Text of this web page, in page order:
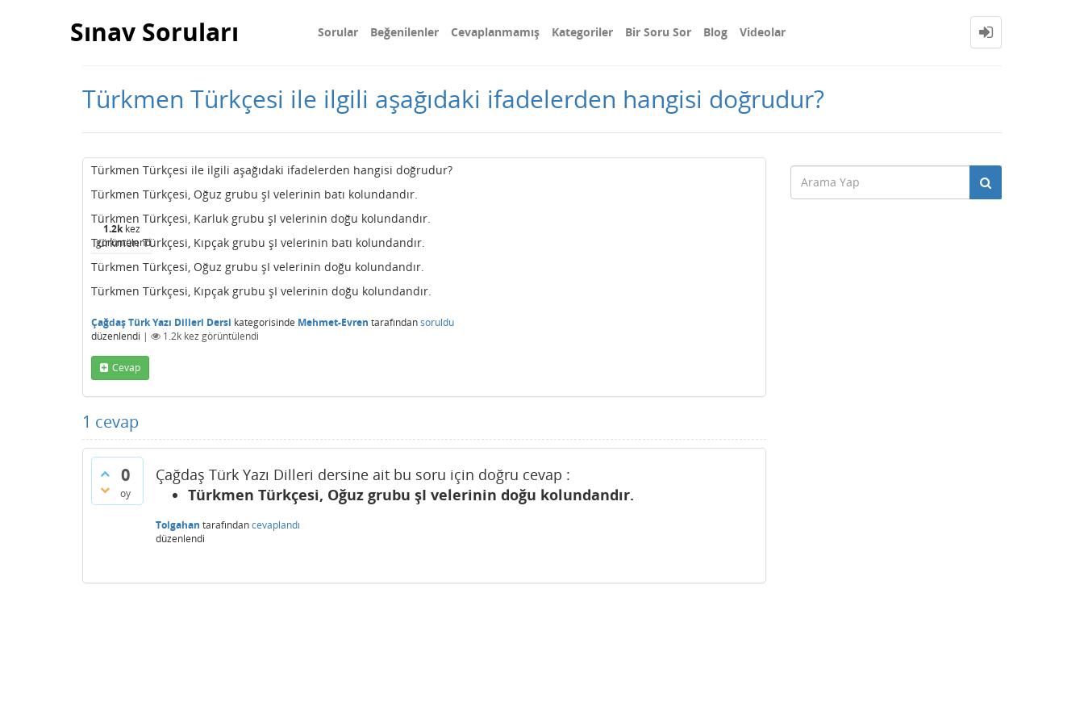
Sınav Soruları Sorular Beğenilenler Cevaplanmamış Kategoriler Bir Soru Sor Blog Videolar
Türkmen Türkçesi ile ilgili aşağıdaki ifadelerden hangisi doğrudur?
1.2kkez
görüntülendi
Türkmen Türkçesi ile ilgili aşağıdaki ifadelerden hangisi doğrudur?
Türkmen Türkçesi, Oğuz grubu şI velerinin batı kolundandır.
Türkmen Türkçesi, Karluk grubu şI velerinin doğu kolundandır.
Türkmen Türkçesi, Kıpçak grubu şI velerinin batı kolundandır.
Türkmen Türkçesi, Oğuz grubu şI velerinin doğu kolundandır.
Türkmen Türkçesi, Kıpçak grubu şI velerinin doğu kolundandır.
Çağdaş Türk Yazı Dilleri Dersi kategorisinde Mehmet-Evren tarafındansoruldu
düzenlendi | 1.2k kez görüntülendi
Cevap
1 cevap
0
oy
Çağdaş Türk Yazı Dilleri dersine ait bu soru için doğru cevap :
Türkmen Türkçesi, Oğuz grubu şI velerinin doğu kolundandır.
Tolgahan tarafındancevaplandı
düzenlendi